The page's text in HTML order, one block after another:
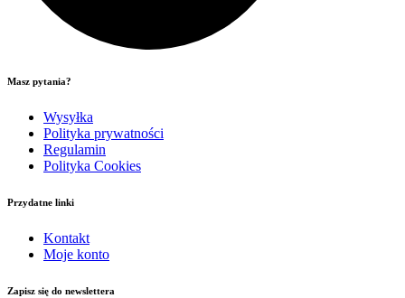
Masz pytania?
Wysyłka
Polityka prywatności
Regulamin
Polityka Cookies
Przydatne linki
Kontakt
Moje konto
Zapisz się do newslettera